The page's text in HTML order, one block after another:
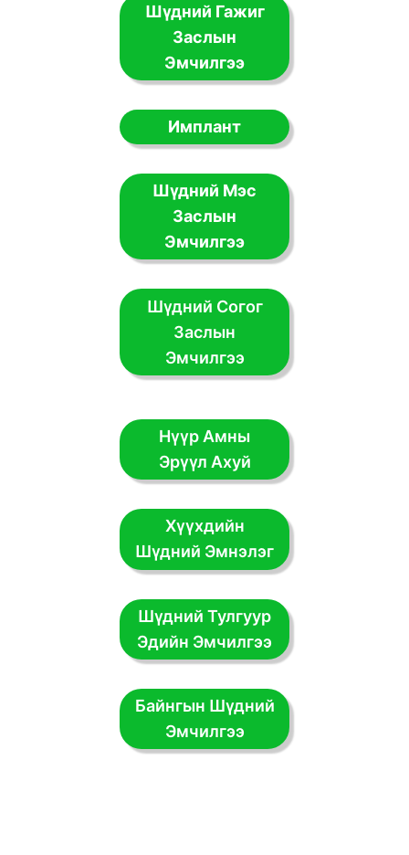
Шүдний Гажиг
Заслын
Эмчилгээ
Имплант
Шүдний Мэс
Заслын
Эмчилгээ
Шүдний Согог
Заслын
Эмчилгээ
Нүүр Амны
Эрүүл Ахуй
Хүүхдийн
Шүдний Эмнэлэг
Шүдний Тулгуур
Эдийн Эмчилгээ
Байнгын Шүдний
Эмчилгээ